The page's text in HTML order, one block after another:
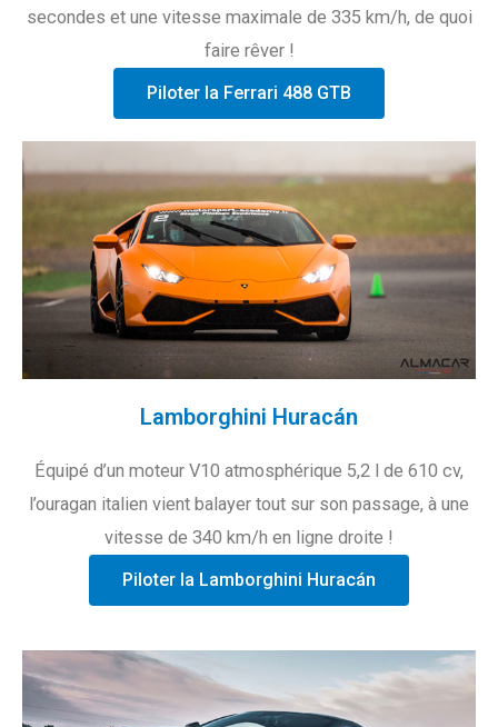
secondes et une vitesse maximale de 335 km/h, de quoi
faire rêver !
Piloter la Ferrari 488 GTB
Lamborghini Huracán
Équipé d’un moteur V10 atmosphérique 5,2 l de 610 cv,
l’ouragan italien vient balayer tout sur son passage, à une
vitesse de 340 km/h en ligne droite !
Piloter la Lamborghini Huracán